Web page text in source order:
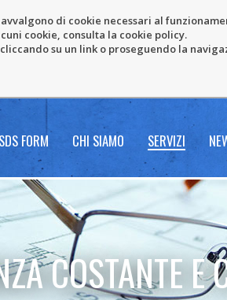
di cookie necessari al
cookie, consulta la cookie policy.
su un link o proseguendo la
SDS FORM CHI SIAMO SERVIZI
COSTANTE E